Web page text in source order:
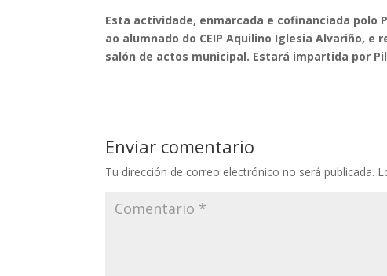
Esta actividade, enmarcada e cofinanciada polo
ao alumnado do CEIP Aquilino Iglesia Alvariño, e
salón de actos municipal. Estará impartida por
Enviar comentario
Tu dirección de correo electrónico no será publicada.